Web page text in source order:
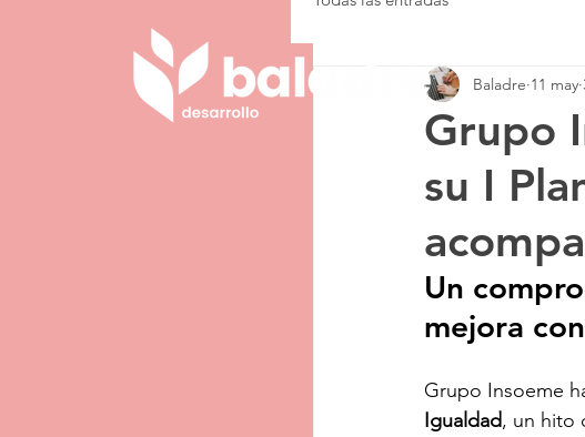
Grupo
su I
Baladre 11 may
Un
mejora
Grupo Insoeme
Igualdad, un hito